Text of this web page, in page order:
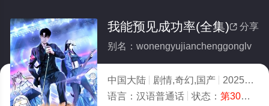
 分享
我能预见成功率(全集)
别名：wonengyujianchenggonglv
中国大陆 剧情,奇幻,国产 2025
7.0
语言： 汉语普通话 状态： 第30集完结